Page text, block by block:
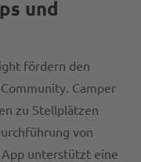
und
fördern den
Camper
zu Stellplätzen
von
unterstützt eine